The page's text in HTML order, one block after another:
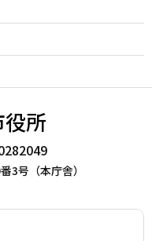
所
3号（本庁舎）